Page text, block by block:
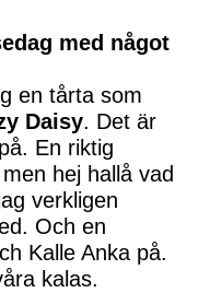
med något
en tårta som
Daisy. Det är
En riktig
hej hallå vad
verkligen
Och en
Kalle Anka på.
kalas.